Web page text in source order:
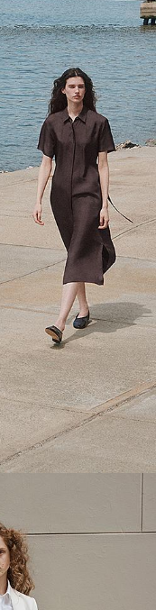
MODE HOMME